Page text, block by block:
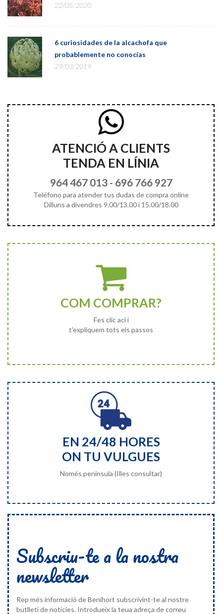
22/05/2020
6 curiosidades de la alcachofa que
probablemente no conocías
29/03/2019
ATENCIÓ A CLIENTS
TENDA EN LÍNIA
964 467 013- 696 766 927
Teléfono para atender tus dudas de compra online
Dilluns a divendres 9.00/13.00 i 15.00/18.00
COM COMPRAR?
Fes clic ací i
t'expliquem tots els passos
EN 24/48 HORES
ON TU VULGUES
Només península (Illes consultar)
Subscriu-te a la nostra
newsletter
Rep més informació de Benihort subscrivint-te al nostre
butlletí de notícies. Introdueix la teua adreça de correu